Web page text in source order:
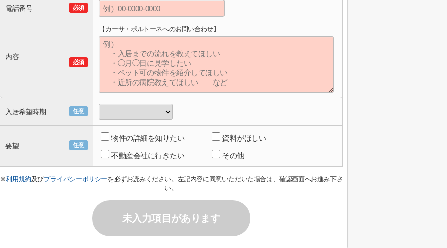
必須
電話番号
必須
内容
【カーサ・ポルトーネへのお問い合わせ】
任意
入居希望時期
任意
要望
物件の詳細を知りたい 資料がほしい
不動産会社に行きたい その他
※利用規約及びプライバシーポリシーを必ずお読みください。左記内容に同意いただいた場合は、確認画面へお進み下さ
い。
未入力項目があります